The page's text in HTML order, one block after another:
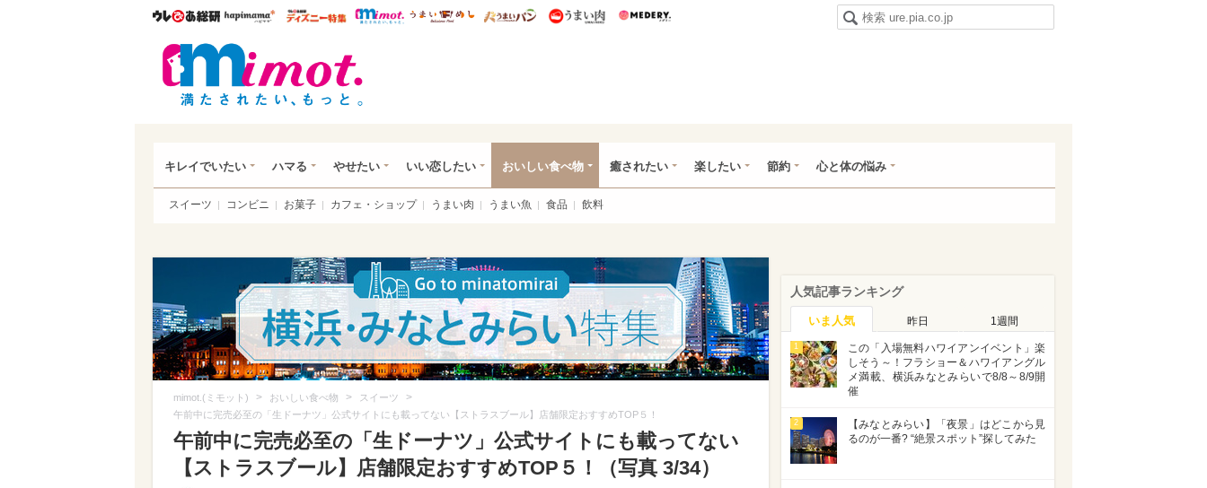
ウレぴあ総研ハピママ* ウレぴあ総研 ディズニー特集
mimot. うまいめし うまいパン うまい肉
キレイでいたい ハマる やせたい いい恋したい おいしい食べ物 癒されたい 楽したい 節約 心と体の悩み
スイーツ コンビニ お菓子 カフェ・ショップ うまい肉 うまい魚 食品 飲料
mimot.(ミモット) > おいしい食べ物 > スイーツ >
午前中に完売必至の「生ドーナツ」公式サイトにも載ってない【ストラスブール】店舗限定おすすめTOP５！
午前中に完売必至の「生ドーナツ」公式サイトにも載ってない
【ストラスブール】店舗限定おすすめTOP５！（写真 3/34）
人気記事ランキング
いま人気 昨日 1週間
1
この「入場無料ハワイアンイベント」楽
しそう～！フラショー＆ハワイアングル
メ満載、横浜みなとみらいで8/8～8/9開
催
2
【みなとみらい】「夜景」はどこから見
るのが一番? “絶景スポット”探してみた